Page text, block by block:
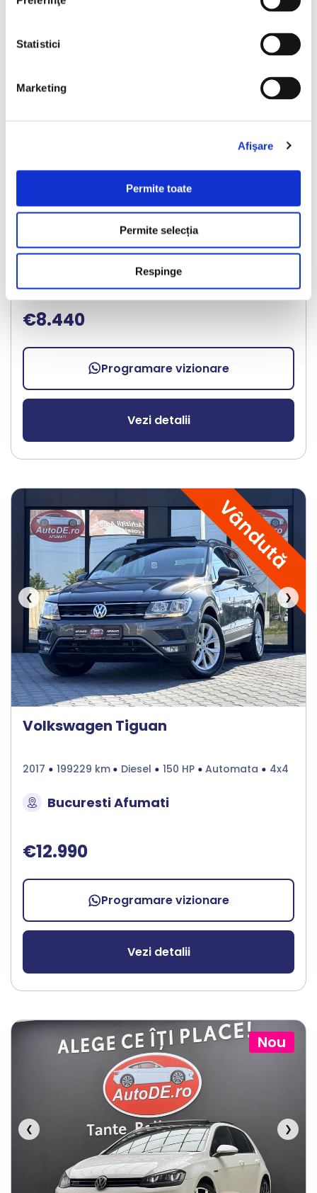
Statistici
Marketing
Afişare
Permite toate
Permite selecția
Respinge
Diesel 180 HP
Bucuresti Militari
€8.440
Programare vizionare
Vezi detalii
Vândută
❮ ❯
Volkswagen Tiguan
2017 199229 km Diesel 150 HP Automata 4x4
Bucuresti Afumati
€12.990
Programare vizionare
Vezi detalii
Nou
❮ ❯